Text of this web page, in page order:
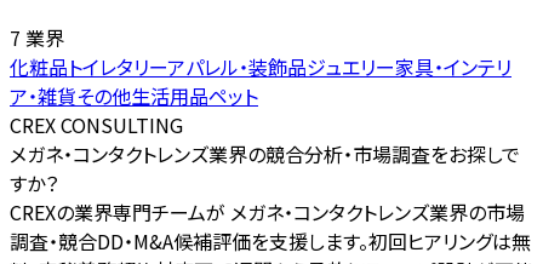
7 業界
化粧品トイレタリーアパレル・装飾品ジュエリー家具・インテリ
ア・雑貨その他生活用品ペット
CREX CONSULTING
メガネ・コンタクトレンズ業界の競合分析・市場調査をお探しで
すか？
CREXの業界専門チームが メガネ・コンタクトレンズ業界の市場
調査・競合DD・M&A候補評価を支援します。初回ヒアリングは無